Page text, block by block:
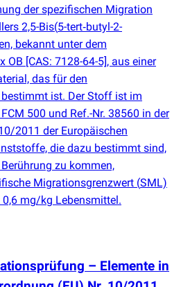
der spezifischen Migration
2,5-Bis(5-tert‑butyl-2-
bekannt unter dem
OB [CAS: 7128-64-5], aus einer
das für den
ist. Der Stoff ist im
500 und Ref.-Nr. 38560 in der
2011 der Europäischen
die dazu bestimmt sind,
zu kommen,
Migrationsgrenzwert (SML)
mg/kg Lebensmittel.
– Elemente in